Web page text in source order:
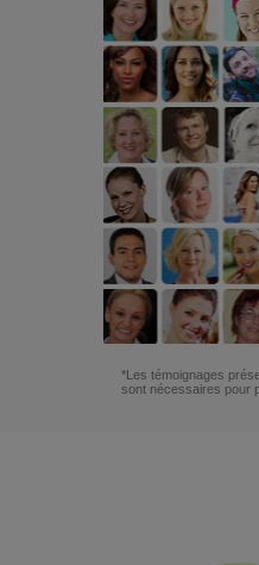
*Les témoignages
sont nécessaires pour